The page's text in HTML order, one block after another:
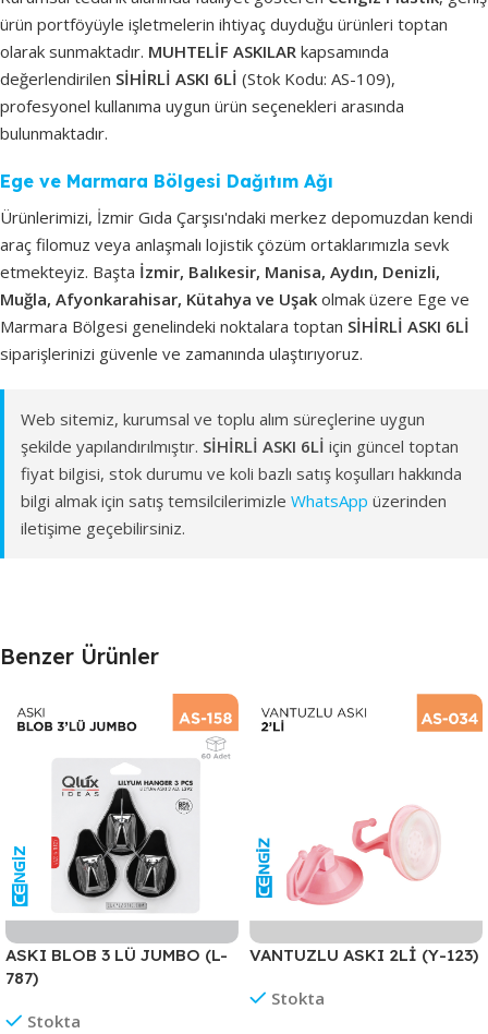
ürün portföyüyle işletmelerin ihtiyaç duyduğu ürünleri toptan
olarak sunmaktadır. MUHTELİF ASKILAR kapsamında
değerlendirilen SİHİRLİ ASKI 6Lİ (Stok Kodu: AS-109),
profesyonel kullanıma uygun ürün seçenekleri arasında
bulunmaktadır.
Ege ve Marmara Bölgesi Dağıtım Ağı
Ürünlerimizi, İzmir Gıda Çarşısı'ndaki merkez depomuzdan kendi
araç filomuz veya anlaşmalı lojistik çözüm ortaklarımızla sevk
etmekteyiz. Başta İzmir, Balıkesir, Manisa, Aydın, Denizli,
Muğla, Afyonkarahisar, Kütahya ve Uşak olmak üzere Ege ve
Marmara Bölgesi genelindeki noktalara toptan SİHİRLİ ASKI 6Lİ
siparişlerinizi güvenle ve zamanında ulaştırıyoruz.
Web sitemiz, kurumsal ve toplu alım süreçlerine uygun
şekilde yapılandırılmıştır. SİHİRLİ ASKI 6Lİ için güncel toptan
fiyat bilgisi, stok durumu ve koli bazlı satış koşulları hakkında
bilgi almak için satış temsilcilerimizle WhatsApp üzerinden
iletişime geçebilirsiniz.
Benzer Ürünler
ASKI BLOB 3 LÜ JUMBO (L-
787)
Stokta
VANTUZLU ASKI 2Lİ (Y-123)
Stokta